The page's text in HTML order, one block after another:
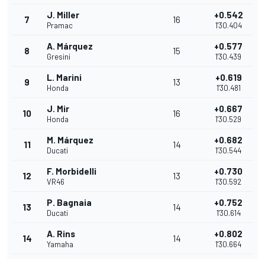
7 J. Miller
Pramac
16 +0.542
1'30.404
8 A. Márquez
Gresini
15 +0.577
1'30.439
9 L. Marini
Honda
13 +0.619
1'30.481
10 J. Mir
Honda
16 +0.667
1'30.529
11 M. Márquez
Ducati
14 +0.682
1'30.544
12 F. Morbidelli
VR46
13 +0.730
1'30.592
13 P. Bagnaia
Ducati
14 +0.752
1'30.614
14 A. Rins
Yamaha
14 +0.802
1'30.664